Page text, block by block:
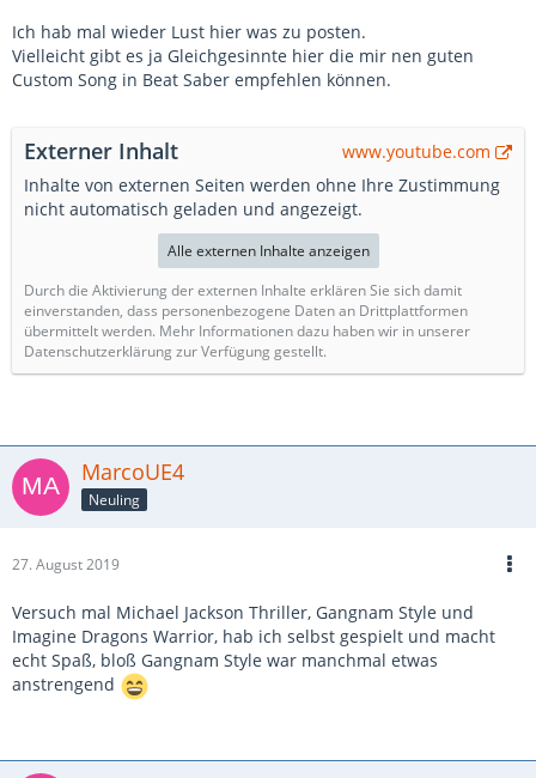
Ich hab mal wieder Lust hier was zu posten.
Vielleicht gibt es ja Gleichgesinnte hier die mir nen guten
Custom Song in Beat Saber empfehlen können.
Externer Inhalt
www.youtube.com
Inhalte von externen Seiten werden ohne Ihre Zustimmung
nicht automatisch geladen und angezeigt.
Alle externen Inhalte anzeigen
Durch die Aktivierung der externen Inhalte erklären Sie sich damit
einverstanden, dass personenbezogene Daten an Drittplattformen
übermittelt werden. Mehr Informationen dazu haben wir in unserer
Datenschutzerklärung zur Verfügung gestellt.
MarcoUE4
Neuling
27. August 2019
Versuch mal Michael Jackson Thriller, Gangnam Style und
Imagine Dragons Warrior, hab ich selbst gespielt und macht
echt Spaß, bloß Gangnam Style war manchmal etwas
anstrengend